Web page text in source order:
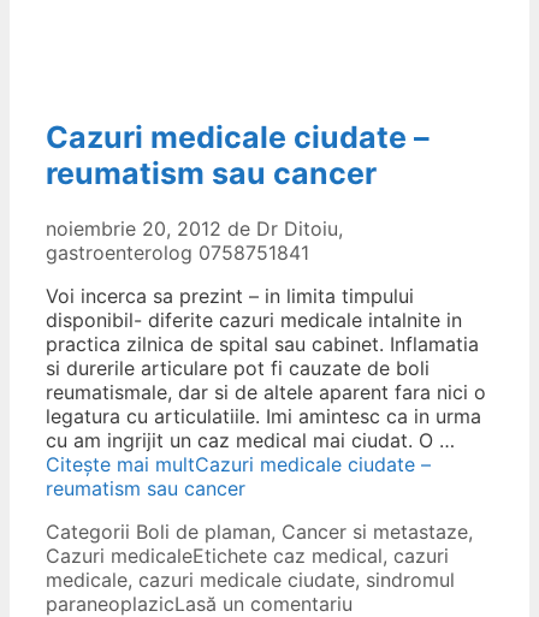
Cazuri medicale ciudate –
reumatism sau cancer
noiembrie 20, 2012 de Dr Ditoiu,
gastroenterolog 0758751841
Voi incerca sa prezint – in limita timpului
disponibil- diferite cazuri medicale intalnite in
practica zilnica de spital sau cabinet. Inflamatia
si durerile articulare pot fi cauzate de boli
reumatismale, dar si de altele aparent fara nici o
legatura cu articulatiile. Imi amintesc ca in urma
cu am ingrijit un caz medical mai ciudat. O …
Citește mai multCazuri medicale ciudate –
reumatism sau cancer
Categorii Boli de plaman, Cancer si metastaze,
Cazuri medicaleEtichete caz medical, cazuri
medicale, cazuri medicale ciudate, sindromul
paraneoplazicLasă un comentariu